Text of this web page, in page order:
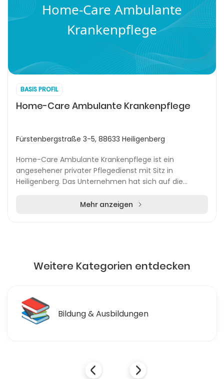
Home-Care Ambulante
Krankenpflege
BASIS PROFIL
Home-Care Ambulante Krankenpflege
Fürstenbergstraße 3-5, 88633 Heiligenberg
Home-Care Ambulante Krankenpflege ist ein
angesehener privater Pflegedienst mit Sitz in
Heiligenberg. Das Unternehmen hat sich auf die
spezialisiert und b...Mehr anzeigen
Weitere Kategorien entdecken
📚 Bildung & Ausbildungen